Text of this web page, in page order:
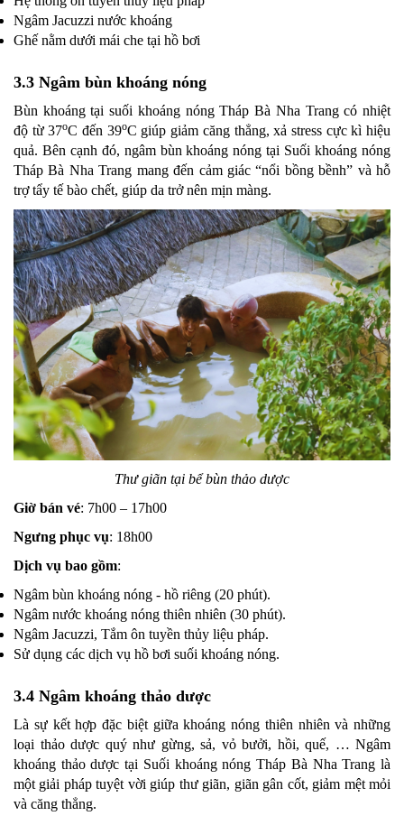
Ngâm Jacuzzi nước khoáng
Ghế nằm dưới mái che tại hồ bơi
3.3 Ngâm bùn khoáng nóng
Bùn khoáng tại suối khoáng nóng Tháp Bà Nha Trang có nhiệt
độ từ 37oC đến 39oC giúp giảm căng thẳng, xả stress cực kì hiệu
quả. Bên cạnh đó, ngâm bùn khoáng nóng tại Suối khoáng nóng
Tháp Bà Nha Trang mang đến cảm giác “nổi bồng bềnh” và hỗ
trợ tẩy tế bào chết, giúp da trở nên mịn màng.
Thư giãn tại bể bùn thảo dược
Giờ bán vé: 7h00 – 17h00
Ngưng phục vụ: 18h00
Dịch vụ bao gồm:
Ngâm bùn khoáng nóng - hồ riêng (20 phút).
Ngâm nước khoáng nóng thiên nhiên (30 phút).
Ngâm Jacuzzi, Tắm ôn tuyền thủy liệu pháp.
Sử dụng các dịch vụ hồ bơi suối khoáng nóng.
3.4 Ngâm khoáng thảo dược
Là sự kết hợp đặc biệt giữa khoáng nóng thiên nhiên và những
loại thảo dược quý như gừng, sả, vỏ bưởi, hồi, quế, … Ngâm
khoáng thảo dược tại Suối khoáng nóng Tháp Bà Nha Trang là
một giải pháp tuyệt vời giúp thư giãn, giãn gân cốt, giảm mệt mỏi
và căng thẳng.